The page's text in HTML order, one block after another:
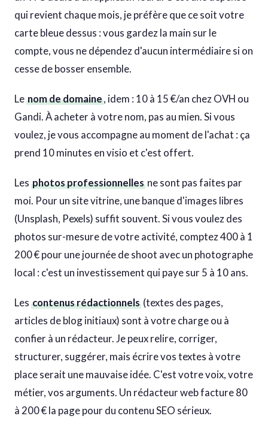
qui revient chaque mois, je préfère que ce soit votre
carte bleue dessus : vous gardez la main sur le
compte, vous ne dépendez d'aucun intermédiaire si on
cesse de bosser ensemble.
Le nom de domaine, idem : 10 à 15 €/an chez OVH ou
Gandi. À acheter à votre nom, pas au mien. Si vous
voulez, je vous accompagne au moment de l'achat : ça
prend 10 minutes en visio et c'est offert.
Les photos professionnelles ne sont pas faites par
moi. Pour un site vitrine, une banque d'images libres
(Unsplash, Pexels) suffit souvent. Si vous voulez des
photos sur-mesure de votre activité, comptez 400 à 1
200 € pour une journée de shoot avec un photographe
local : c'est un investissement qui paye sur 5 à 10 ans.
Les contenus rédactionnels (textes des pages,
articles de blog initiaux) sont à votre charge ou à
confier à un rédacteur. Je peux relire, corriger,
structurer, suggérer, mais écrire vos textes à votre
place serait une mauvaise idée. C'est votre voix, votre
métier, vos arguments. Un rédacteur web facture 80
à 200 € la page pour du contenu SEO sérieux.